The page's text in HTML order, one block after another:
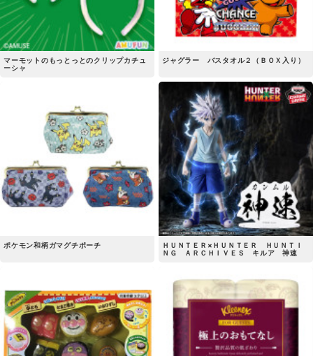
マーモットのもっとっとのクリップカチュ
ーシャ
ジャグラー バスタオル２（ＢＯＸ入り）
ポケモン和柄ガマグチポーチ
ＨＵＮＴＥＲ×ＨＵＮＴＥＲ ＨＵＮＴＩ
ＮＧ ＡＲＣＨＩＶＥＳ キルア 神速